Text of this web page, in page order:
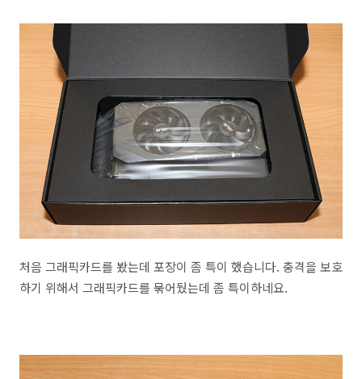
처음 그래픽카드를 봤는데 포장이 좀 특이 했습니다. 충격을 보호
하기 위해서 그래픽카드를 묶어뒀는데 좀 특이하네요.